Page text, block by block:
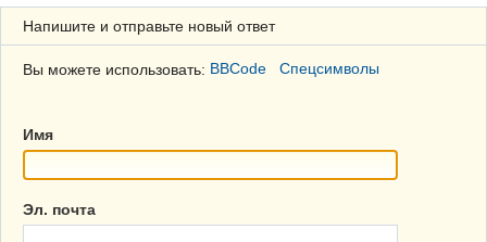
Напишите и отправьте новый ответ
Вы можете использовать: BBCode Спецсимволы
Имя
Эл. почта